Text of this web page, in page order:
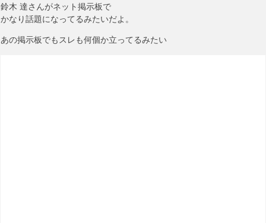
鈴木 達さんがネット掲示板で
かなり話題になってるみたいだよ。
あの掲示板でもスレも何個か立ってるみたい